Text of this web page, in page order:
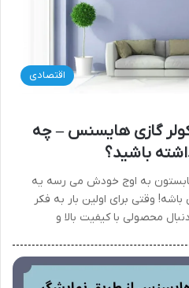
اقتصادی
گازی هایسنس – چه
باشید؟
به اوج خودش می رسه یه
وقتی برای اولین بار به فکر
محصولی با کیفیت بالا و